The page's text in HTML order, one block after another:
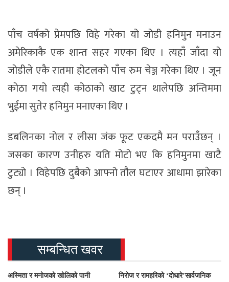
पाँच वर्षको प्रेमपछि विहे गरेका यो जोडी हनिमुन मनाउन
अमेरिकाकै एक शान्त सहर गएका थिए । त्यहाँ जाँदा यो
जोडीले एकै रातमा होटलको पाँच रुम चेञ्ज गरेका थिए । जून
कोठा गयो त्यही कोठाको खाट टुट्न थालेपछि अन्तिममा
भुईमा सुतेर हनिमुन मनाएका थिए ।
डबलिनका नोल र लीसा जंक फूट एकदमै मन पराउँछन् ।
जसका कारण उनीहरु यति मोटो भए कि हनिमुनमा खाटै
टुट्यो । विहेपछि दुबैको आफ्नो तौल घटाएर आधामा झारेका
छन् ।
सम्बन्धित खवर
अस्मिता र मनोजको खोलिको पानी निरोज र रामहरिको ‘दोधारे’सार्वजनिक